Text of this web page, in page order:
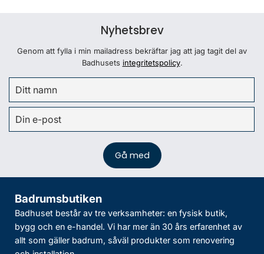
Nyhetsbrev
Genom att fylla i min mailadress bekräftar jag att jag tagit del av
Badhusets integritetspolicy.
Badrumsbutiken
Badhuset består av tre verksamheter: en fysisk butik,
bygg och en e-handel. Vi har mer än 30 års erfarenhet av
allt som gäller badrum, såväl produkter som renovering